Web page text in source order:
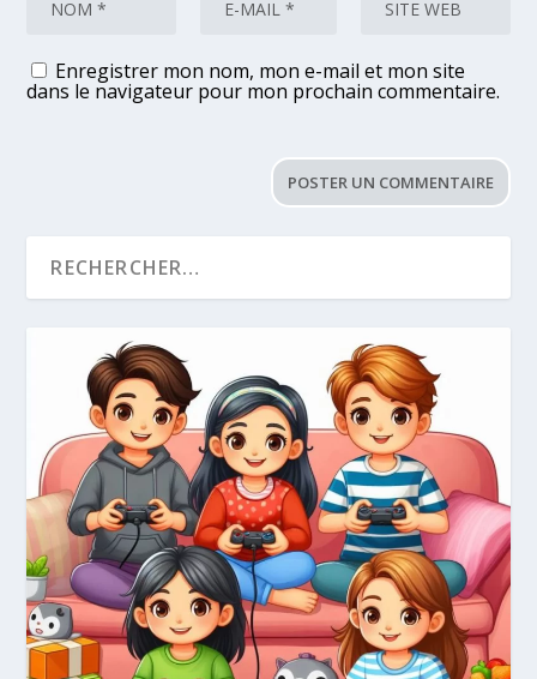
Enregistrer mon nom, mon e-mail et mon site
dans le navigateur pour mon prochain commentaire.